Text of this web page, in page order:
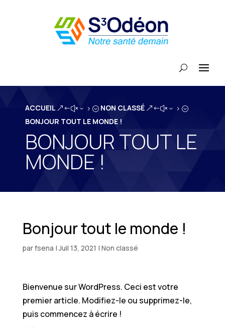
ACCUEIL &#x35; NON CLASSÉ &#x35;
BONJOUR TOUT LE MONDE !
BONJOUR TOUT LE
MONDE !
Bonjour tout le monde !
parfsena |Juil 13, 2021 | Non classé
Bienvenue sur WordPress. Ceci est votre
premier article. Modifiez-le ou supprimez-le,
puis commencez à écrire !